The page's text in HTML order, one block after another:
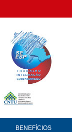
BENEFÍCIOS